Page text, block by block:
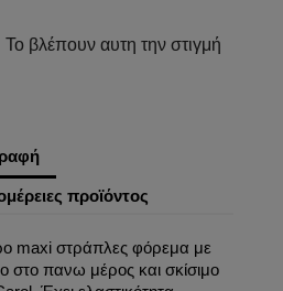
Το βλέπουν αυτη την στιγμή
προϊόντος
maxi στράπλες φόρεμα με
στο πανω μέρος και σκίσιμο